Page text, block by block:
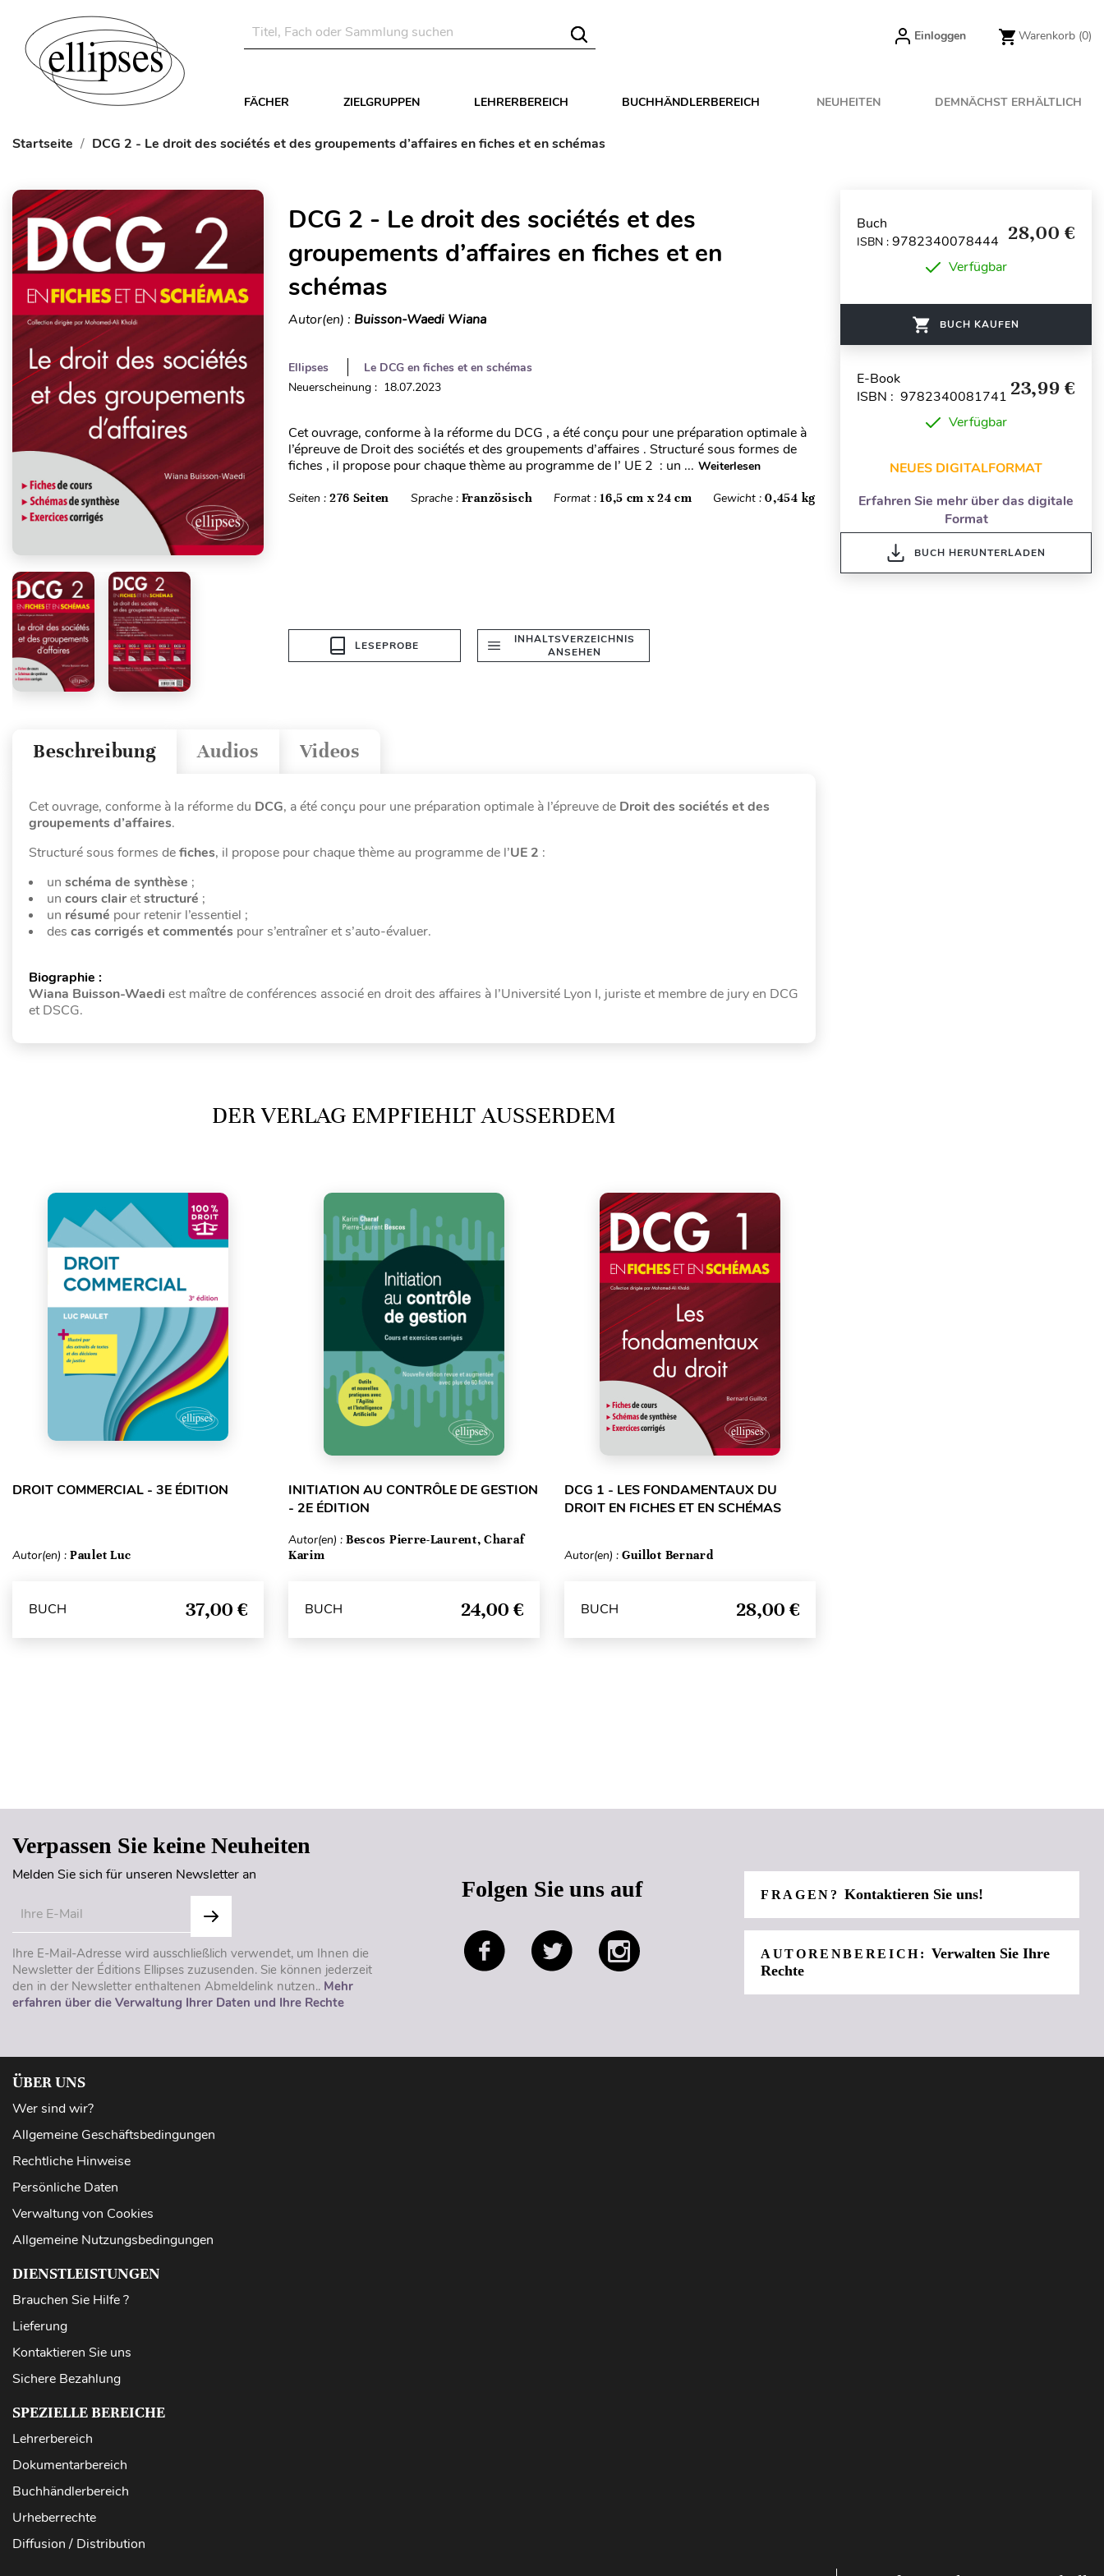
Einloggen Warenkorb (0)
FÄCHER ZIELGRUPPEN LEHRERBEREICH BUCHHÄNDLERBEREICH NEUHEITEN DEMNÄCHST ERHÄLTLICH
Startseite DCG 2 - Le droit des sociétés et des groupements d’affaires en fiches et en schémas
DCG 2 - Le droit des sociétés et des
groupements d’affaires en fiches et en
schémas
Autor(en) : Buisson-Waedi Wiana
Ellipses
Le DCG en fiches et en schémas
Neuerscheinung : 18.07.2023
Cet ouvrage, conforme à la réforme du DCG , a été conçu pour une préparation optimale à
l’épreuve de Droit des sociétés et des groupements d’affaires . Structuré sous formes de
fiches , il propose pour chaque thème au programme de l’ UE 2 : un ... Weiterlesen
Seiten : 276 Seiten Sprache : Französisch Format :16,5 cm x 24 cm Gewicht :0,454 kg
LESEPROBE
INHALTSVERZEICHNIS
ANSEHEN
Videos
Audios
Beschreibung
Cet ouvrage, conforme à la réforme du DCG, a été conçu pour une préparation optimale à l’épreuve de Droit des sociétés et des
groupements d’affaires.
Structuré sous formes defiches, il propose pour chaque thème au programme de l’UE 2 :
un schéma de synthèse ;
un cours clairetstructuré ;
un résumé pour retenir l’essentiel ;
des cas corrigés et commentés pour s’entraîner et s’auto-évaluer.
Biographie :
Wiana Buisson-Waedi est maître de conférences associé en droit des affaires à l’Université Lyon I, juriste et membre de jury en DCG
et DSCG.
DER VERLAG EMPFIEHLT AUSSERDEM
DROIT COMMERCIAL - 3E ÉDITION
Autor(en) : Paulet Luc
BUCH 37,00 €
INITIATION AU CONTRÔLE DE GESTION
- 2E ÉDITION
Autor(en) : Bescos Pierre-Laurent, Charaf
Karim
BUCH 24,00 €
DCG 1 - LES FONDAMENTAUX DU
DROIT EN FICHES ET EN SCHÉMAS
Autor(en) : Guillot Bernard
BUCH 28,00 €
Buch
ISBN : 9782340078444 28,00 €
Verfügbar
BUCH KAUFEN
E-Book
ISBN : 9782340081741 23,99 €
Verfügbar
NEUES DIGITALFORMAT
Erfahren Sie mehr über das digitale
Format
BUCH HERUNTERLADEN
Verpassen Sie keine Neuheiten
Melden Sie sich für unseren Newsletter an
Ihre E-Mail-Adresse wird ausschließlich verwendet, um Ihnen die
Newsletter der Éditions Ellipses zuzusenden. Sie können jederzeit
den in der Newsletter enthaltenen Abmeldelink nutzen.. Mehr
erfahren über die Verwaltung Ihrer Daten und Ihre Rechte
Folgen Sie uns auf FRAGEN?Kontaktieren Sie uns!
AUTORENBEREICH:Verwalten Sie Ihre
Rechte
ÜBER UNS
Wer sind wir?
Allgemeine Geschäftsbedingungen
Rechtliche Hinweise
Persönliche Daten
Verwaltung von Cookies
Allgemeine Nutzungsbedingungen
DIENSTLEISTUNGEN
Brauchen Sie Hilfe ?
Lieferung
Kontaktieren Sie uns
Sichere Bezahlung
SPEZIELLE BEREICHE
Lehrerbereich
Dokumentarbereich
Buchhändlerbereich
Urheberrechte
Diffusion / Distribution